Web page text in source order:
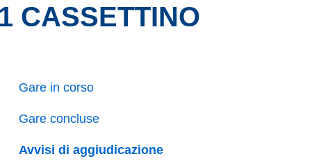
CASSETTINO
Gare in corso
Gare concluse
Avvisi di aggiudicazione